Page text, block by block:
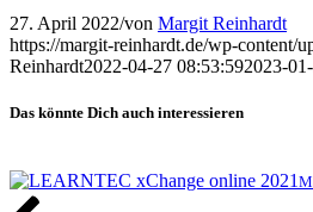
27. April 2022/von Margit Reinhardt
https://margit-reinhardt.de/wp-content/
Reinhardt2022-04-27 08:53:592023-
Das könnte Dich auch interessieren